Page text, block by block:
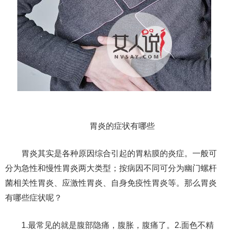
胃炎的症状有哪些
胃炎其实是各种原因综合引起的胃粘膜的炎症。一般可
分为急性和慢性胃炎两大类型；按病因不同可分为幽门螺杆
菌相关性胃炎、应激性胃炎、自身免疫性胃炎等。那么胃炎
有哪些症状呢？
1.最常见的就是腹部隐痛，腹胀，腹痛了。2.面色不精